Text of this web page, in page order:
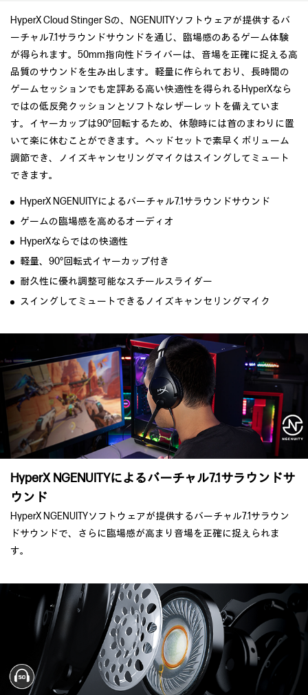
HyperX Cloud Stinger Sの、NGENUITYソフトウェアが提供するバ
ーチャル7.1サラウンドサウンドを通じ、臨場感のあるゲーム体験
が得られます。50mm指向性ドライバーは、音場を正確に捉える高
品質のサウンドを生み出します。軽量に作られており、長時間の
ゲームセッションでも定評ある高い快適性を得られるHyperXなら
ではの低反発クッションとソフトなレザーレットを備えていま
す。イヤーカップは90°回転するため、休憩時には首のまわりに置
いて楽に休むことができます。ヘッドセットで素早くボリューム
調節でき、ノイズキャンセリングマイクはスイングしてミュート
できます。
HyperX NGENUITYによるバーチャル7.1サラウンドサウンド
ゲームの臨場感を高めるオーディオ
HyperXならではの快適性
軽量、90°回転式イヤーカップ付き
耐久性に優れ調整可能なスチールスライダー
スイングしてミュートできるノイズキャンセリングマイク
HyperX NGENUITYによるバーチャル7.1サラウンドサ
ウンド
HyperX NGENUITYソフトウェアが提供するバーチャル7.1サラウン
ドサウンドで、さらに臨場感が高まり音場を正確に捉えられま
す。